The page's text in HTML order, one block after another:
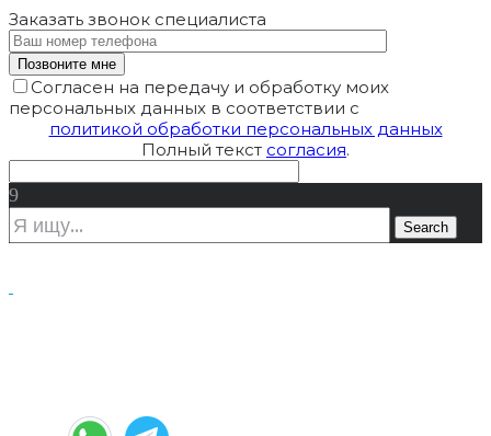
Заказать звонок специалиста
Согласен на передачу и обработку моих
персональных данных в соответствии с
политикой обработки персональных данных
Полный текст согласия.